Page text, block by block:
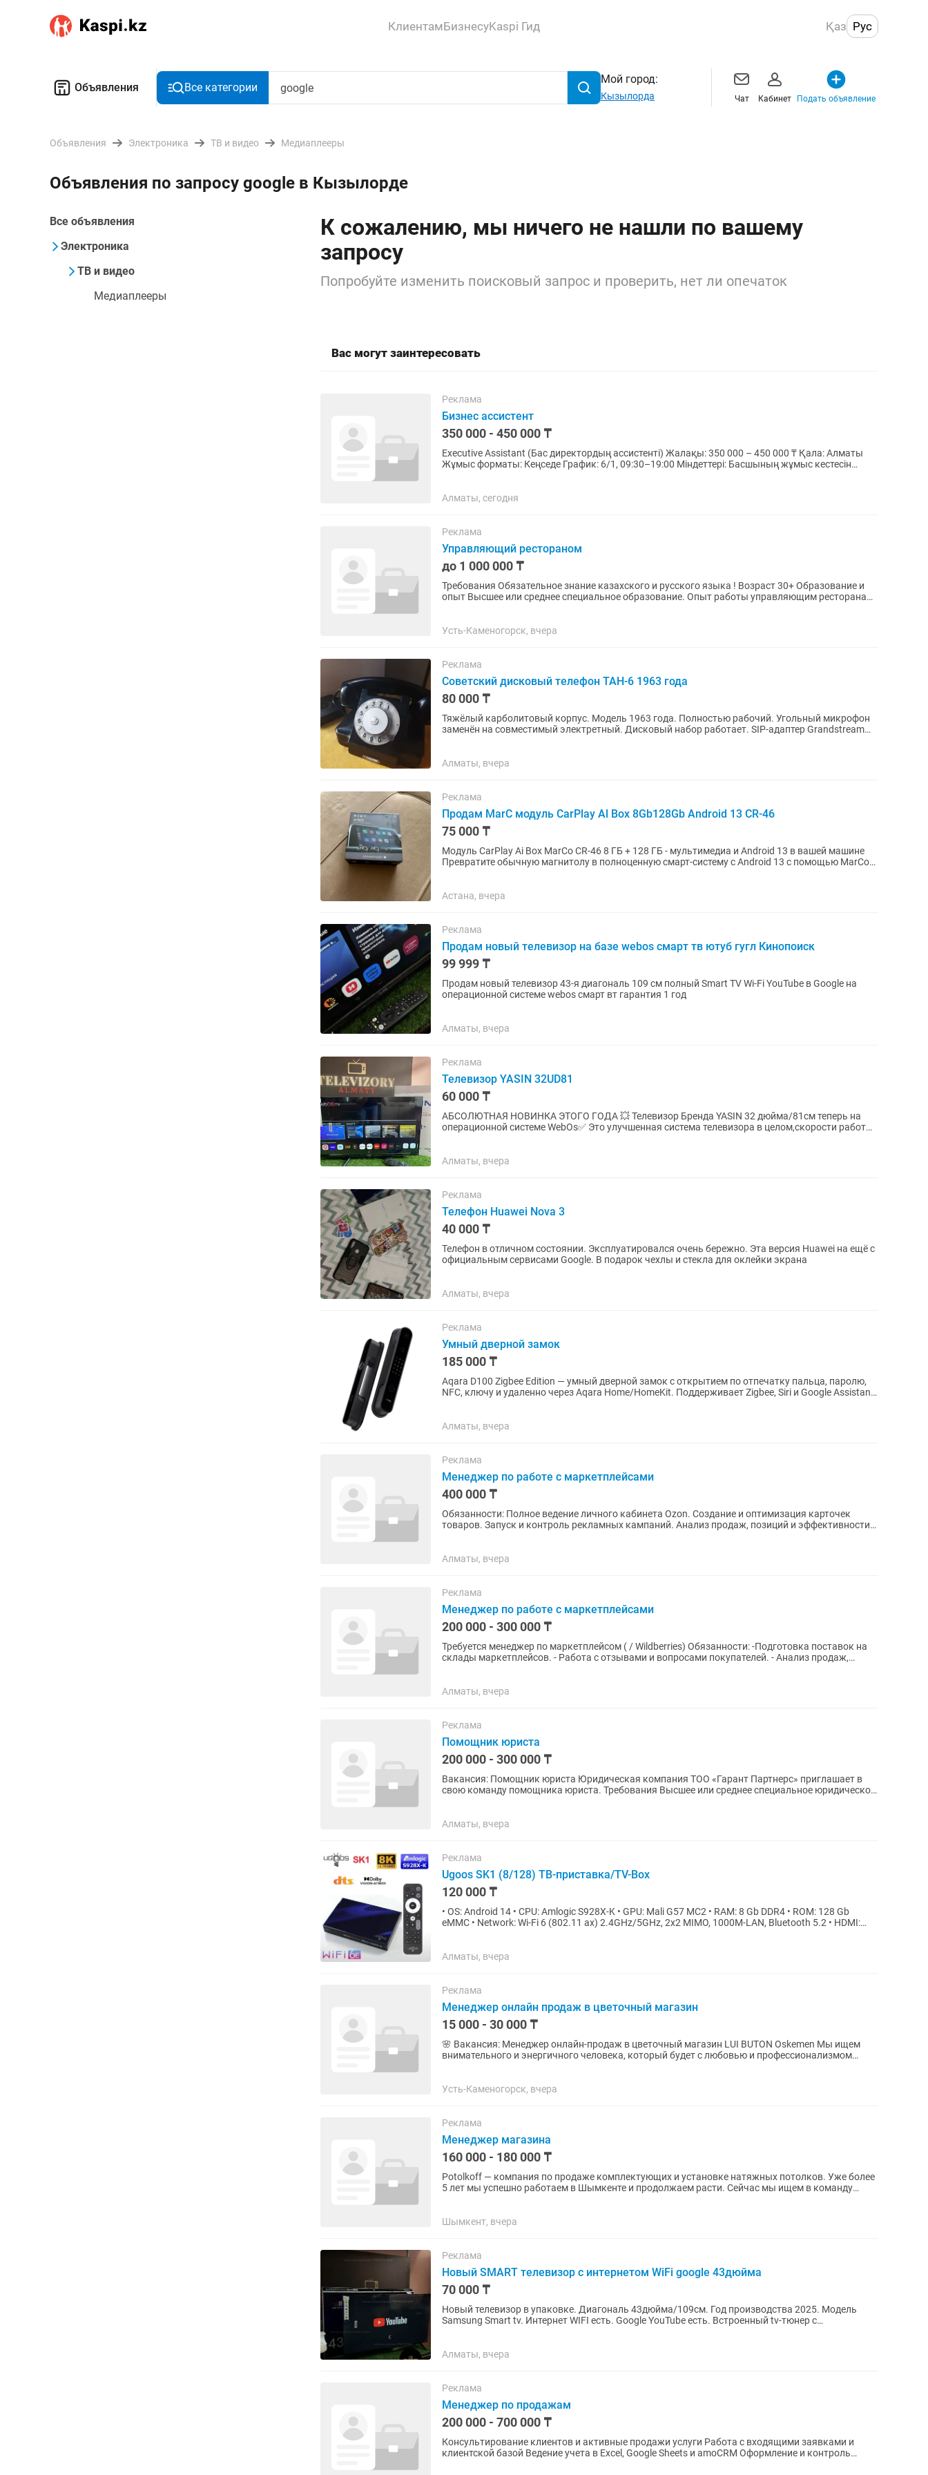
КлиентамБизнесуKaspi Гид Қаз Рус
Объявления Все категории
Мой город:
Кызылорда Чат Кабинет Подать объявление
Объявления Электроника ТВ и видео Медиаплееры
Объявления по запросу google в Кызылорде
Все объявления
Электроника
ТВ и видео
Медиаплееры
К сожалению, мы ничего не нашли по вашему
запросу
Попробуйте изменить поисковый запрос и проверить, нет ли опечаток
Вас могут заинтересовать
Реклама
Бизнес ассистент
350 000 - 450 000 ₸
Executive Assistant (Бас директордың ассистенті) Жалақы: 350 000 – 450 000 ₸ Қала: Алматы
Жұмыс форматы: Кеңседе График: 6/1, 09:30–19:00 Міндеттері: Басшының жұмыс кестесін
Алматы, сегодня
Реклама
Управляющий рестораном
до 1 000 000 ₸
Требования Обязательное знание казахского и русского языка ! Возраст 30+ Образование и
опыт Высшее или среднее специальное образование. Опыт работы управляющим ресторана
Усть-Каменогорск, вчера
Реклама
Советский дисковый телефон ТАН-6 1963 года
80 000 ₸
Тяжёлый карболитовый корпус. Модель 1963 года. Полностью рабочий. Угольный микрофон
заменён на совместимый электретный. Дисковый набор работает. SIP-адаптер Grandstream
Алматы, вчера
Реклама
Продам MarC модуль CarPlay Al Box 8Gb128Gb Android 13 CR-46
75 000 ₸
Модуль CarPlay Ai Box MarCo CR-46 8 ГБ + 128 ГБ - мультимедиа и Android 13 в вашей машине
Превратите обычную магнитолу в полноценную смарт-систему с Android 13 с помощью MarCo
Астана, вчера
Реклама
Продам новый телевизор на базе webos смарт тв ютуб гугл Кинопоиск
99 999 ₸
Продам новый телевизор 43-я диагональ 109 см полный Smart TV Wi-Fi YouTube в Google на
операционной системе webos смарт вт гарантия 1 год
Алматы, вчера
Реклама
Телевизор YASIN 32UD81
60 000 ₸
АБСОЛЮТНАЯ НОВИНКА ЭТОГО ГОДА 💥 Телевизор Бренда YASIN 32 дюйма/81см теперь на
операционной системе WebOs✅ Это улучшенная система телевизора в целом,скорости работы,
Алматы, вчера
Реклама
Телефон Huawei Nova 3
40 000 ₸
Телефон в отличном состоянии. Эксплуатировался очень бережно. Эта версия Huawei на ещё с
официальным сервисами Google. В подарок чехлы и стекла для оклейки экрана
Алматы, вчера
Реклама
Умный дверной замок
185 000 ₸
Aqara D100 Zigbee Edition — умный дверной замок с открытием по отпечатку пальца, паролю,
NFC, ключу и удаленно через Aqara Home/HomeKit. Поддерживает Zigbee, Siri и Google Assistant,
Алматы, вчера
Реклама
Менеджер по работе с маркетплейсами
400 000 ₸
Обязанности: Полное ведение личного кабинета Ozon. Создание и оптимизация карточек
товаров. Запуск и контроль рекламных кампаний. Анализ продаж, позиций и эффективности
Алматы, вчера
Реклама
Менеджер по работе с маркетплейсами
200 000 - 300 000 ₸
Требуется менеджер по маркетплейсом ( / Wildberries) Обязанности: -Подготовка поставок на
склады маркетплейсов. - Работа с отзывами и вопросами покупателей. - Анализ продаж,
Алматы, вчера
Реклама
Помощник юриста
200 000 - 300 000 ₸
Вакансия: Помощник юриста Юридическая компания ТОО «Гарант Партнерс» приглашает в
свою команду помощника юриста. Требования Высшее или среднее специальное юридическое
Алматы, вчера
Реклама
Ugoos SK1 (8/128) ТВ-приставка/TV-Box
120 000 ₸
• OS: Android 14 • CPU: Amlogic S928X-K • GPU: Mali G57 MC2 • RAM: 8 Gb DDR4 • ROM: 128 Gb
eMMC • Network: Wi-Fi 6 (802.11 ax) 2.4GHz/5GHz, 2x2 MIMO, 1000M-LAN, Bluetooth 5.2 • HDMI:
Алматы, вчера
Реклама
Менеджер онлайн продаж в цветочный магазин
15 000 - 30 000 ₸
🌸 Вакансия: Менеджер онлайн-продаж в цветочный магазин LUI BUTON Oskemen Мы ищем
внимательного и энергичного человека, который будет с любовью и профессионализмом
Усть-Каменогорск, вчера
Реклама
Менеджер магазина
160 000 - 180 000 ₸
Potolkoff — компания по продаже комплектующих и установке натяжных потолков. Уже более
5 лет мы успешно работаем в Шымкенте и продолжаем расти. Сейчас мы ищем в команду
Шымкент, вчера
Реклама
Новый SMART телевизор с интернетом WiFi google 43дюйма
70 000 ₸
Новый телевизор в упаковке. Диагональ 43дюйма/109см. Год производства 2025. Модель
Samsung Smart tv. Интернет WIFI есть. Google YouTube есть. Встроенный tv-тюнер с
Алматы, вчера
Реклама
Менеджер по продажам
200 000 - 700 000 ₸
Консультирование клиентов и активные продажи услуги Работа с входящими заявками и
клиентской базой Ведение учета в Excel, Google Sheets и amoCRM Оформление и контроль